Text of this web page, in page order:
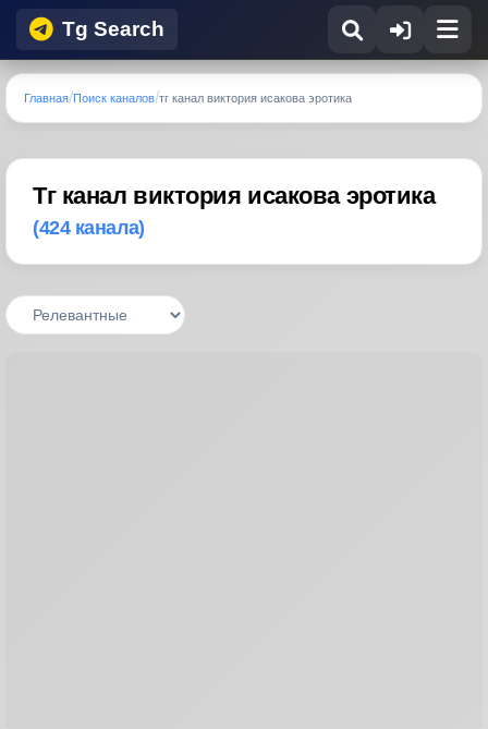
Tg Search
Главная Поиск каналов тг канал виктория исакова эротика
Тг канал виктория исакова эротика
(424 канала)